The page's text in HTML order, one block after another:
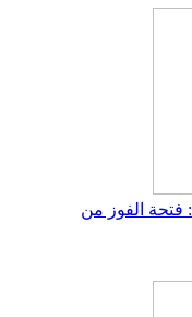
مراجعة فتحة The Dog House Megaways: فتحة الفوز من